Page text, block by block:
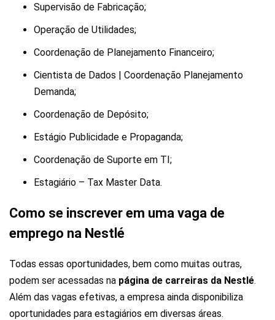
Supervisão de Fabricação;
Operação de Utilidades;
Coordenação de Planejamento Financeiro;
Cientista de Dados | Coordenação Planejamento
Demanda;
Coordenação de Depósito;
Estágio Publicidade e Propaganda;
Coordenação de Suporte em TI;
Estagiário – Tax Master Data.
Como se inscrever em uma vaga de
emprego na Nestlé
Todas essas oportunidades, bem como muitas outras,
podem ser acessadas na página de carreiras da Nestlé.
Além das vagas efetivas, a empresa ainda disponibiliza
oportunidades para estagiários em diversas áreas.